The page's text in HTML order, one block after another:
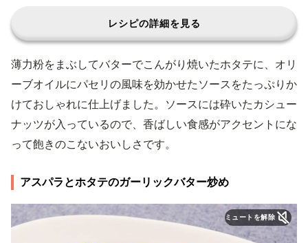
レシピの詳細を見る
薄力粉をまぶしてバターでこんがり焼いたホタテに、オリ
ーブオイルにパセリの風味を効かせたソースをたっぷりか
けておしゃれに仕上げました。ソースには砕いたカシュー
ナッツが入っているので、香ばしい食感がアクセントにな
って飽きのこないおいしさです。
アスパラとホタテのガーリックバター炒め
ミュートを解除